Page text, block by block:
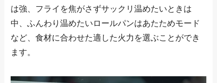
は強、フライを焦がさずサックリ温めたいときは
中、ふんわり温めたいロールパンはあたためモード
など、食材に合わせた適した火力を選ぶことができ
ます。